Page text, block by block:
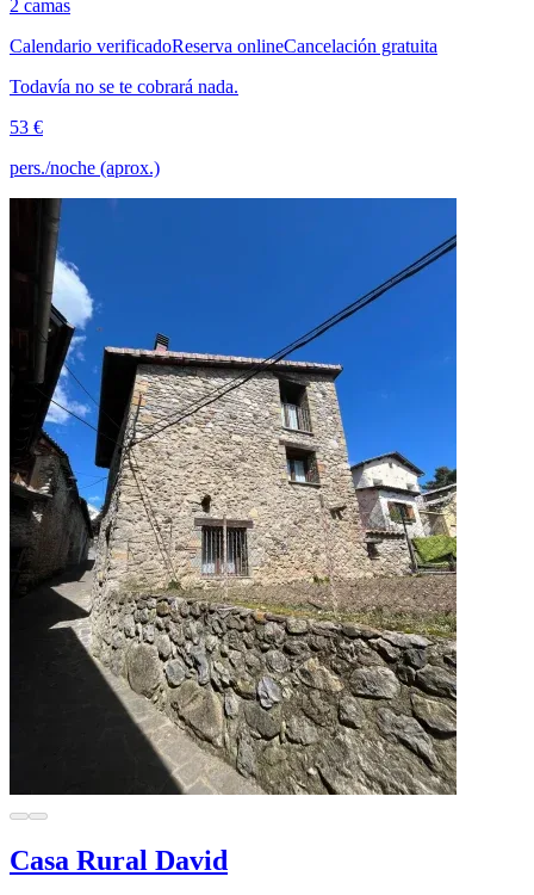
2 camas
Calendario verificadoReserva onlineCancelación gratuita
Todavía no se te cobrará nada.
53 €
pers./noche (aprox.)
Casa Rural David